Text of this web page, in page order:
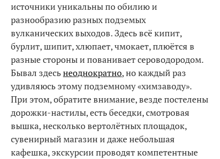
источники уникальны по обилию и
разнообразию разных подземых
вулканических выходов. Здесь всё кипит,
бурлит, шипит, хлюпает, чмокает, плюётся в
разные стороны и пованивает сероводородом.
Бывал здесьнеоднократно, но каждый раз
удивляюсь этому подземному «химзаводу».
При этом, обратите внимание, везде постелены
дорожки-настилы, есть беседки, смотровая
вышка, несколько вертолётных площадок,
сувенирный магазин и даже небольшая
кафешка, экскурсии проводят компетентные